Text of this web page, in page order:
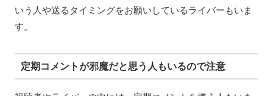
いう人や送るタイミングをお願いしているライバーもいま
す。
定期コメントが邪魔だと思う人もいるので注意